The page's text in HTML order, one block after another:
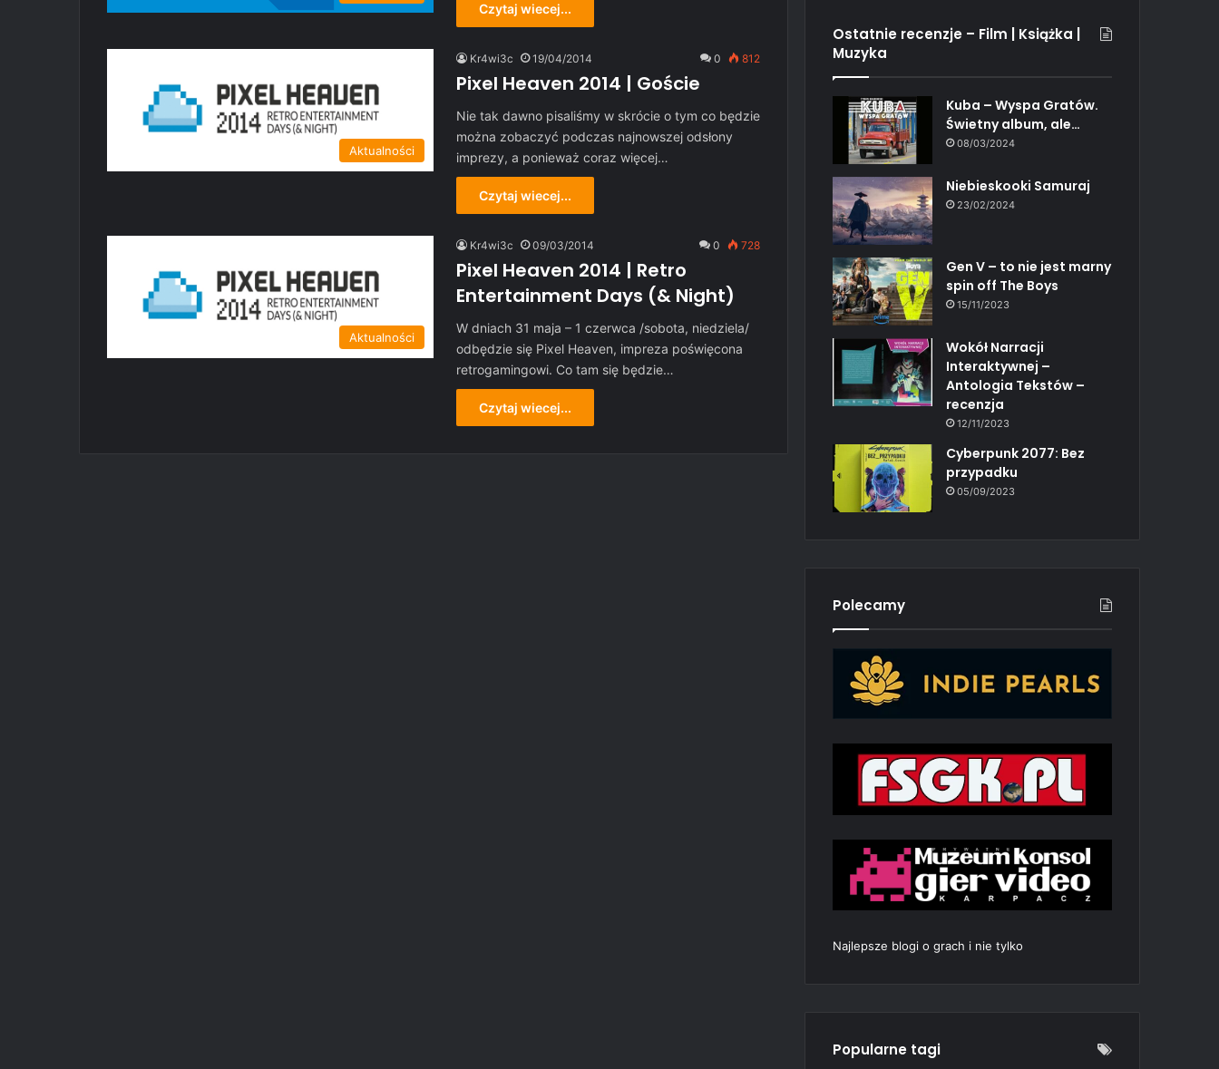
Czytaj wiecej...
Aktualności
Kr4wi3c 19/04/2014 0 812
Pixel Heaven 2014 | Goście
Nie tak dawno pisaliśmy w skrócie o tym co będzie
można zobaczyć podczas najnowszej odsłony
imprezy, a ponieważ coraz więcej…
Czytaj wiecej...
Aktualności
Kr4wi3c 09/03/2014 0 728
Pixel Heaven 2014 | Retro
Entertainment Days (& Night)
W dniach 31 maja – 1 czerwca /sobota, niedziela/
odbędzie się Pixel Heaven, impreza poświęcona
retrogamingowi. Co tam się będzie…
Czytaj wiecej...
Ostatnie recenzje – Film | Książka |
Muzyka
Kuba – Wyspa Gratów.
Świetny album, ale…
08/03/2024
Niebieskooki Samuraj
23/02/2024
Gen V – to nie jest marny
spin off The Boys
15/11/2023
Wokół Narracji
Interaktywnej –
Antologia Tekstów –
recenzja
12/11/2023
Cyberpunk 2077: Bez
przypadku
05/09/2023
Polecamy
Najlepsze blogi o grach i nie tylko
Popularne tagi